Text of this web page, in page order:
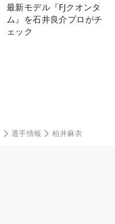
最新モデル『FJクオンタ
ム』を石井良介プロがチ
ェック
選手情報 柏井麻衣